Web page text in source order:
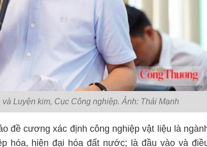
Luyện kim, Cục Công nghiệp. Ảnh: Thái Mạnh
đề cương xác định công nghiệp vật liệu là
hóa, hiện đại hóa đất nước; là đầu vào và